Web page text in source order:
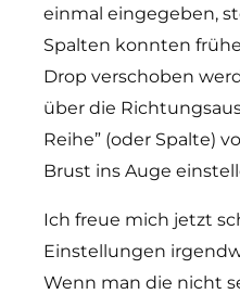
einmal eingegeben,
Spalten konnten
Drop verschoben
über die
Reihe” (oder Spalte)
Brust ins Auge
Ich freue mich jetzt
Einstellungen
Wenn man die nicht